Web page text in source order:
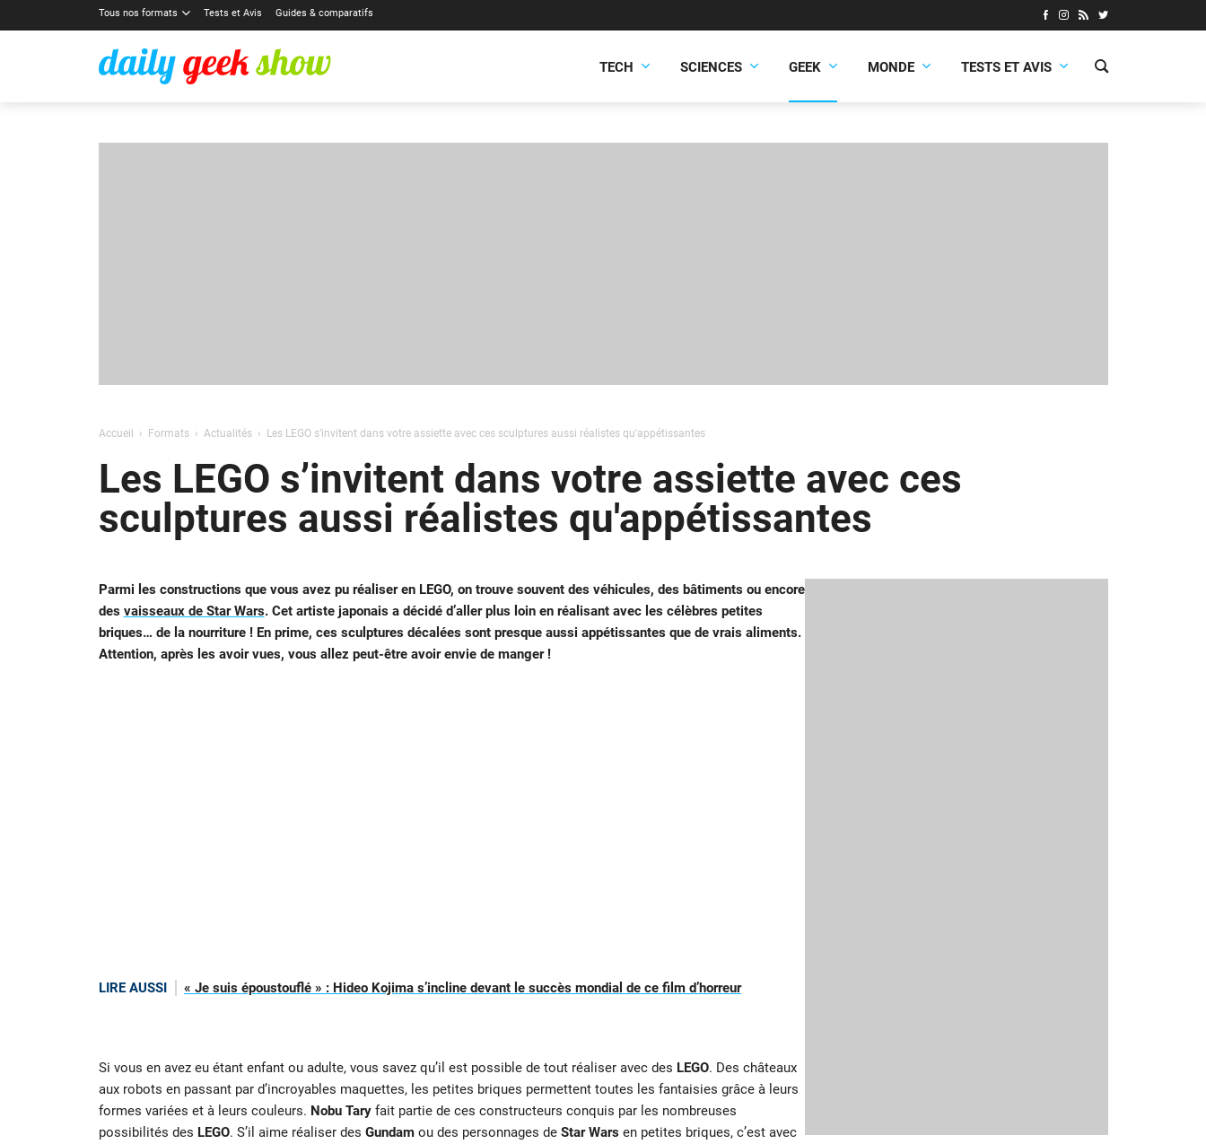
Tous nos formats Tests et Avis Guides & comparatifs
TECH SCIENCES GEEK MONDE TESTS ET AVIS
Accueil Formats Actualités Les LEGO s’invitent dans votre assiette avec ces sculptures aussi réalistes qu'appétissantes
Les LEGO s’invitent dans votre assiette avec ces
sculptures aussi réalistes qu'appétissantes
Parmi les constructions que vous avez pu réaliser en LEGO, on trouve souvent des véhicules, des bâtiments ou encore
des vaisseaux de Star Wars. Cet artiste japonais a décidé d’aller plus loin en réalisant avec les célèbres petites
briques… de la nourriture ! En prime, ces sculptures décalées sont presque aussi appétissantes que de vrais aliments.
Attention, après les avoir vues, vous allez peut-être avoir envie de manger !
LIRE AUSSI « Je suis époustouflé » : Hideo Kojima s’incline devant le succès mondial de ce film d’horreur
Si vous en avez eu étant enfant ou adulte, vous savez qu’il est possible de tout réaliser avec des LEGO. Des châteaux
aux robots en passant par d’incroyables maquettes, les petites briques permettent toutes les fantaisies grâce à leurs
formes variées et à leurs couleurs. Nobu Taryfait partie de ces constructeurs conquis par les nombreuses
possibilités des LEGO. S’il aime réaliser des Gundamou des personnages de Star Warsen petites briques, c’est avec